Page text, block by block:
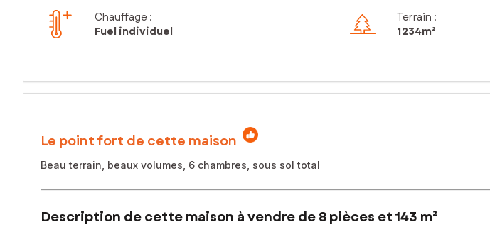
Chauffage :
Fuel individuel
Terrain :
1 234m²
Le point fort de cette maison
Beau terrain, beaux volumes, 6 chambres, sous sol total
Description de cette maison à vendre de 8 pièces et 143 m²